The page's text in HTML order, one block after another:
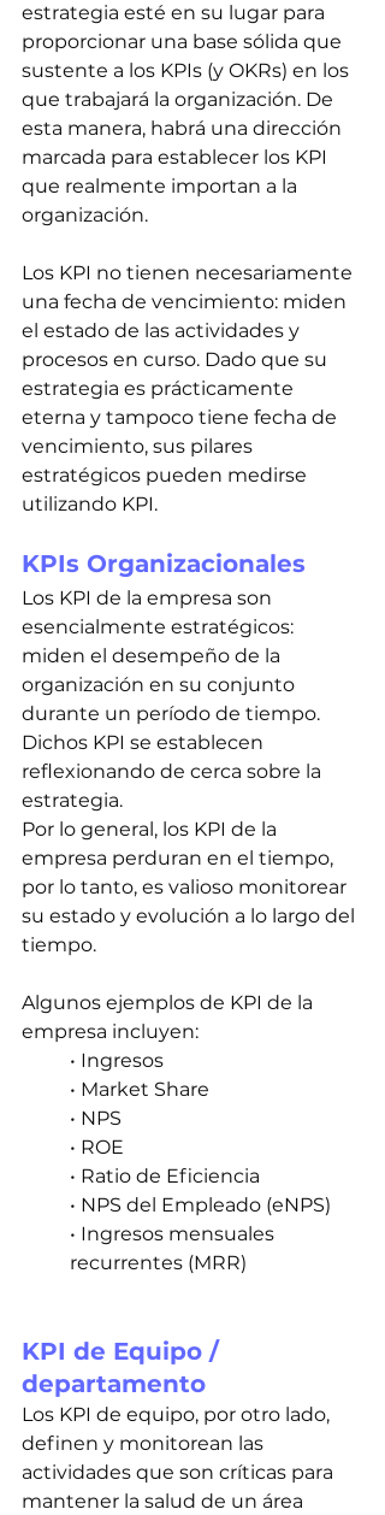
estrategia esté en su lugar para
proporcionar una base sólida que
sustente a los KPIs (y OKRs) en los
que trabajará la organización. De
esta manera, habrá una dirección
marcada para establecer los KPI
que realmente importan a la
organización.
Los KPI no tienen necesariamente
una fecha de vencimiento: miden
el estado de las actividades y
procesos en curso. Dado que su
estrategia es prácticamente
eterna y tampoco tiene fecha de
vencimiento, sus pilares
estratégicos pueden medirse
utilizando KPI.
KPIs Organizacionales
Los KPI de la empresa son
esencialmente estratégicos:
miden el desempeño de la
organización en su conjunto
durante un período de tiempo.
Dichos KPI se establecen
reflexionando de cerca sobre la
estrategia.
Por lo general, los KPI de la
empresa perduran en el tiempo,
por lo tanto, es valioso monitorear
su estado y evolución a lo largo del
tiempo.
Algunos ejemplos de KPI de la
empresa incluyen:
• Ingresos
• Market Share
• NPS
• ROE
• Ratio de Eficiencia
• NPS del Empleado (eNPS)
• Ingresos mensuales
recurrentes (MRR)
KPI de Equipo /
departamento
Los KPI de equipo, por otro lado,
definen y monitorean las
actividades que son críticas para
mantener la salud de un área